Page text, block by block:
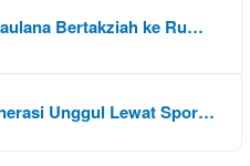
Bertakziah ke Ru…
Unggul Lewat Spor…